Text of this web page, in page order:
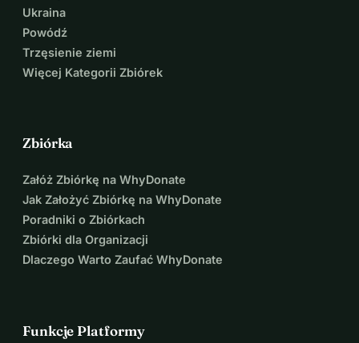
Ukraina
Powódź
Trzęsienie ziemi
Więcej Kategorii Zbiórek
Zbiórka
Załóż Zbiórkę na WhyDonate
Jak Założyć Zbiórkę na WhyDonate
Poradniki o Zbiórkach
Zbiórki dla Organizacji
Dlaczego Warto Zaufać WhyDonate
Funkcje Platformy